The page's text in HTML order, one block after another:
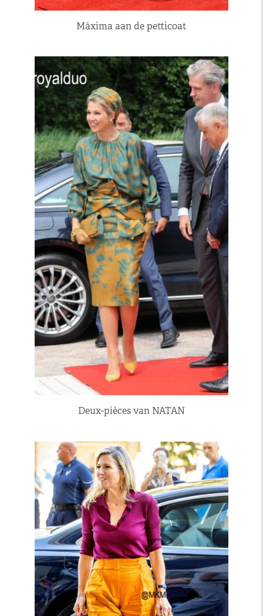
Máxima aan de petticoat
Deux-pièces van NATAN